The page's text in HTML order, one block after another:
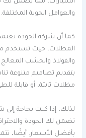
السيارات، مما يضمن
والعوامل الجوية المختلفة.
كما أن شركة الجودة
المظلات، حيث تستخدم
والفولاذ والخشب
بتقديم تصاميم متنوعة
مظلات ثابتة، أو قابلة
لذلك، إذا كنت بحاجة
تضمن لك الجودة
بأفضل الأسعار. أيضًا،